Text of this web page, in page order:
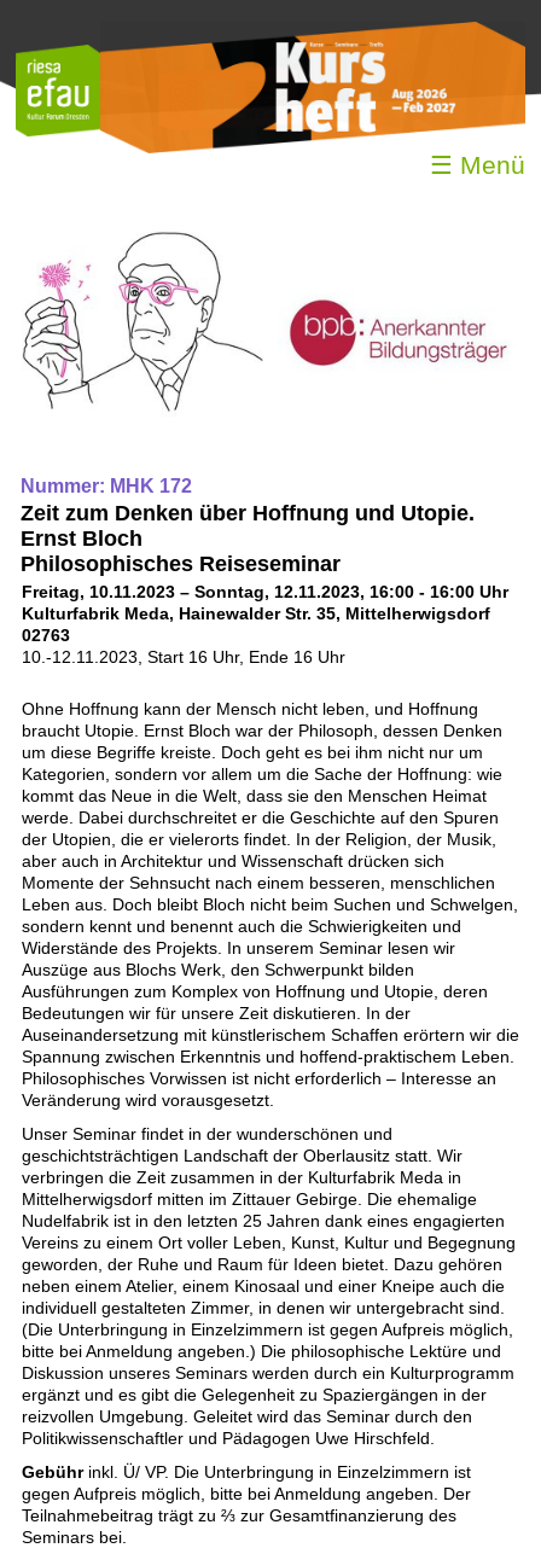
☰ Menü
Nummer: MHK 172
Zeit zum Denken über Hoffnung und Utopie.
Ernst Bloch
Philosophisches Reiseseminar
Freitag, 10.11.2023 – Sonntag, 12.11.2023, 16:00 - 16:00 Uhr
Kulturfabrik Meda, Hainewalder Str. 35, Mittelherwigsdorf
02763
10.-12.11.2023, Start 16 Uhr, Ende 16 Uhr
Ohne Hoffnung kann der Mensch nicht leben, und Hoffnung
braucht Utopie. Ernst Bloch war der Philosoph, dessen Denken
um diese Begriffe kreiste. Doch geht es bei ihm nicht nur um
Kategorien, sondern vor allem um die Sache der Hoffnung: wie
kommt das Neue in die Welt, dass sie den Menschen Heimat
werde. Dabei durchschreitet er die Geschichte auf den Spuren
der Utopien, die er vielerorts findet. In der Religion, der Musik,
aber auch in Architektur und Wissenschaft drücken sich
Momente der Sehnsucht nach einem besseren, menschlichen
Leben aus. Doch bleibt Bloch nicht beim Suchen und Schwelgen,
sondern kennt und benennt auch die Schwierigkeiten und
Widerstände des Projekts. In unserem Seminar lesen wir
Auszüge aus Blochs Werk, den Schwerpunkt bilden
Ausführungen zum Komplex von Hoffnung und Utopie, deren
Bedeutungen wir für unsere Zeit diskutieren. In der
Auseinandersetzung mit künstlerischem Schaffen erörtern wir die
Spannung zwischen Erkenntnis und hoffend-praktischem Leben.
Philosophisches Vorwissen ist nicht erforderlich – Interesse an
Veränderung wird vorausgesetzt.
Unser Seminar findet in der wunderschönen und
geschichtsträchtigen Landschaft der Oberlausitz statt. Wir
verbringen die Zeit zusammen in der Kulturfabrik Meda in
Mittelherwigsdorf mitten im Zittauer Gebirge. Die ehemalige
Nudelfabrik ist in den letzten 25 Jahren dank eines engagierten
Vereins zu einem Ort voller Leben, Kunst, Kultur und Begegnung
geworden, der Ruhe und Raum für Ideen bietet. Dazu gehören
neben einem Atelier, einem Kinosaal und einer Kneipe auch die
individuell gestalteten Zimmer, in denen wir untergebracht sind.
(Die Unterbringung in Einzelzimmern ist gegen Aufpreis möglich,
bitte bei Anmeldung angeben.) Die philosophische Lektüre und
Diskussion unseres Seminars werden durch ein Kulturprogramm
ergänzt und es gibt die Gelegenheit zu Spaziergängen in der
reizvollen Umgebung. Geleitet wird das Seminar durch den
Politikwissenschaftler und Pädagogen Uwe Hirschfeld.
Gebühr inkl. Ü/ VP. Die Unterbringung in Einzelzimmern ist
gegen Aufpreis möglich, bitte bei Anmeldung angeben. Der
Teilnahmebeitrag trägt zu ⅔ zur Gesamtfinanzierung des
Seminars bei.